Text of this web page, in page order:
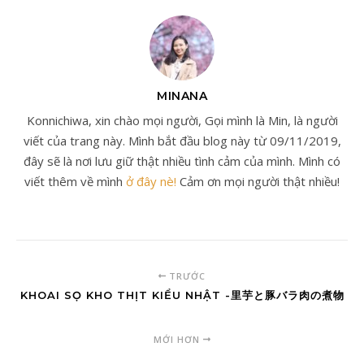
MINANA
Konnichiwa, xin chào mọi người, Gọi mình là Min, là người
viết của trang này. Mình bắt đầu blog này từ 09/11/2019,
đây sẽ là nơi lưu giữ thật nhiều tình cảm của mình. Mình có
viết thêm về mình ở đây nè! Cảm ơn mọi người thật nhiều!
TRƯỚC
KHOAI SỌ KHO THỊT KIỂU NHẬT -里芋と豚バラ肉の煮物
MỚI HƠN